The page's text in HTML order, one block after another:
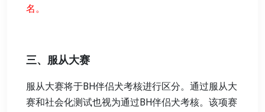
名。
三、服从大赛
服从大赛将于BH伴侣犬考核进行区分。通过服从大
赛和社会化测试也视为通过BH伴侣犬考核。该项赛